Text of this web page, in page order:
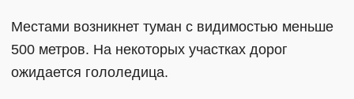
Местами возникнет туман с видимостью меньше
500 метров. На некоторых участках дорог
ожидается гололедица.